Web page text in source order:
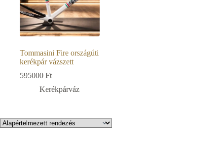
Tommasini Fire országúti
kerékpár vázszett
595000 Ft
Kerékpárváz